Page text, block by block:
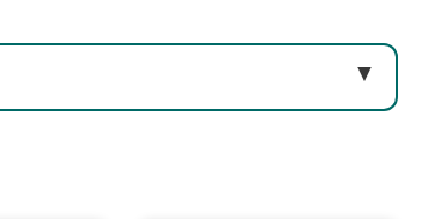
▼